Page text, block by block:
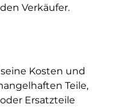
Verkäufer.
Kosten und
Teile,
Ersatzteile